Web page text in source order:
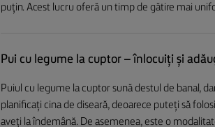
puțin. Acest lucru oferă un timp de gătire mai
Pui cu legume la cuptor – înlocuiți și
Puiul cu legume la cuptor sună destul de banal,
planificați cina de diseară, deoarece puteți să
aveți la îndemână. De asemenea, este o